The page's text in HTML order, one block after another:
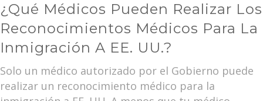
¿Qué Médicos Pueden Realizar Los
Reconocimientos Médicos Para La
Inmigración A EE. UU.?
Solo un médico autorizado por el Gobierno puede
realizar un reconocimiento médico para la